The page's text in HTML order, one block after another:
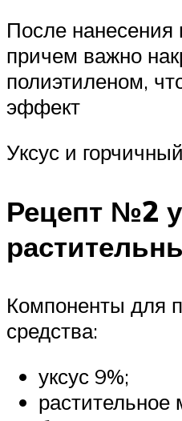
После
причем важно
полиэтиленом,
эффект
Уксус и
Рецепт №2
Компоненты для
средства:
уксус 9%;